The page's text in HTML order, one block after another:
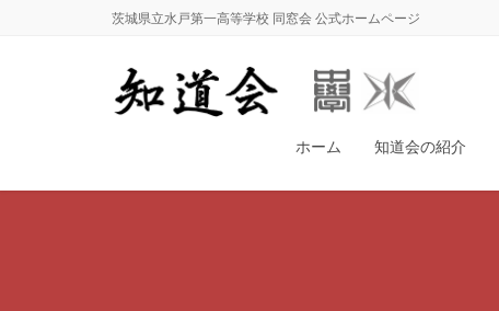
茨城県立水戸第一高等学校 同窓会 公式ホームページ
ホーム 知道会の紹介